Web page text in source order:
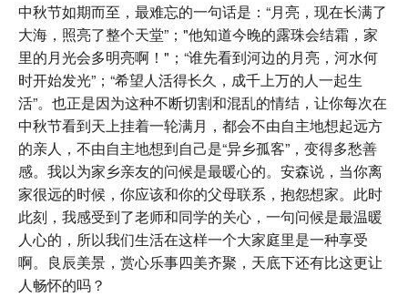
中秋节如期而至，最难忘的一句话是：“月亮，现在长满了
大海，照亮了整个天堂”；"他知道今晚的露珠会结霜，家
里的月光会多明亮啊！"；“谁先看到河边的月亮，河水何
时开始发光”；“希望人活得长久，成千上万的人一起生
活”。也正是因为这种不断切割和混乱的情结，让你每次在
中秋节看到天上挂着一轮满月，都会不由自主地想起远方
的亲人，不由自主地想到自己是“异乡孤客”，变得多愁善
感。我以为家乡亲友的问候是最暖心的。安森说，当你离
家很远的时候，你应该和你的父母联系，抱怨想家。此时
此刻，我感受到了老师和同学的关心，一句问候是最温暖
人心的，所以我们生活在这样一个大家庭里是一种享受
啊。良辰美景，赏心乐事四美齐聚，天底下还有比这更让
人畅怀的吗？